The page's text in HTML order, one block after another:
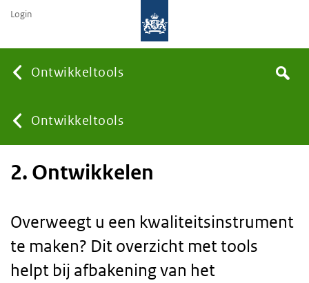
Ontwikkeltools
You
are
here:
Ontwikkeltools
Search
Login
2. Ontwikkelen
Overweegt u een kwaliteitsinstrument
te maken? Dit overzicht met tools
helpt bij afbakening van het